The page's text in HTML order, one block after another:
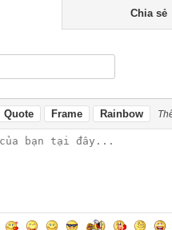
Chia sẻ
Quote Frame Rainbow